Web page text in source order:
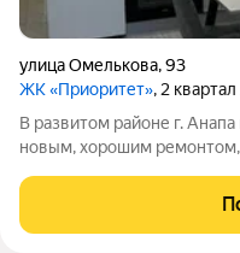
улица Омелькова,93
ЖК «Приоритет», 2
В развитом районе г.
новым, хорошим
комплекса позволяет с
рядом с домом